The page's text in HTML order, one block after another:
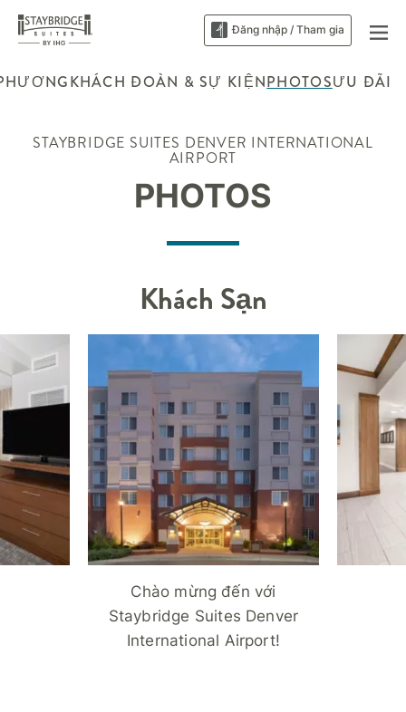
Đăng nhập / Tham gia
KHÁCH ĐOÀN & SỰ KIỆNPHOTOSƯU ĐÃI
STAYBRIDGE SUITES DENVER INTERNATIONAL
AIRPORT
PHOTOS
Khách Sạn
Chào mừng đến với
Staybridge Suites Denver
International Airport!